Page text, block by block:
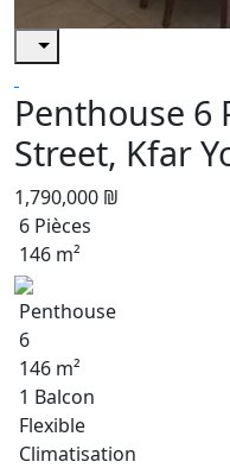
Penthouse 6
Street, Kfar
1,790,000 ₪
6 Pièces
146 m²
Penthouse
6
146 m²
1 Balcon
Flexible
Climatisation